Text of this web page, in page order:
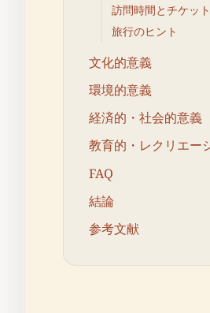
訪問時間とチケット
旅行のヒント
文化的意義
環境的意義
経済的・社会的意義
教育的・レクリエー
FAQ
結論
参考文献